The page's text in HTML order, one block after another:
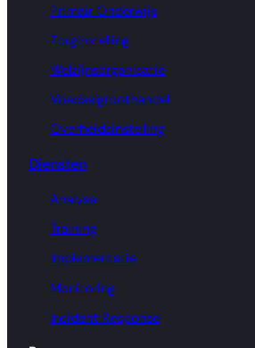
Primair Onderwijs
Zorginstelling
Welzijnsorganisatie
Voedselgroothandel
Overheidsinstelling
Diensten
Analyse
Training
Implementatie
Monitoring
Incident Response